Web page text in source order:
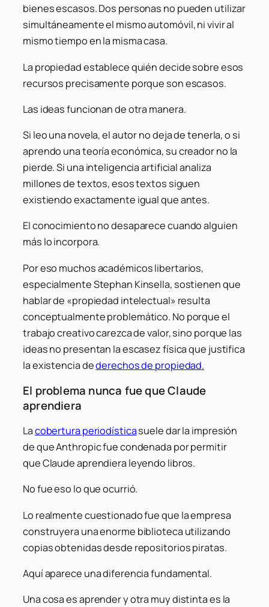
bienes escasos. Dos personas no pueden utilizar
simultáneamente el mismo automóvil, ni vivir al
mismo tiempo en la misma casa.
La propiedad establece quién decide sobre esos
recursos precisamente porque son escasos.
Las ideas funcionan de otra manera.
Si leo una novela, el autor no deja de tenerla, o si
aprendo una teoría económica, su creador no la
pierde. Si una inteligencia artificial analiza
millones de textos, esos textos siguen
existiendo exactamente igual que antes.
El conocimiento no desaparece cuando alguien
más lo incorpora.
Por eso muchos académicos libertarios,
especialmente Stephan Kinsella, sostienen que
hablar de «propiedad intelectual» resulta
conceptualmente problemático. No porque el
trabajo creativo carezca de valor, sino porque las
ideas no presentan la escasez física que justifica
la existencia dederechos de propiedad.
El problema nunca fue que Claude
aprendiera
Lacobertura periodísticasuele dar la impresión
de que Anthropic fue condenada por permitir
que Claude aprendiera leyendo libros.
No fue eso lo que ocurrió.
Lo realmente cuestionado fue que la empresa
construyera una enorme biblioteca utilizando
copias obtenidas desde repositorios piratas.
Aquí aparece una diferencia fundamental.
Una cosa es aprender y otra muy distinta es la